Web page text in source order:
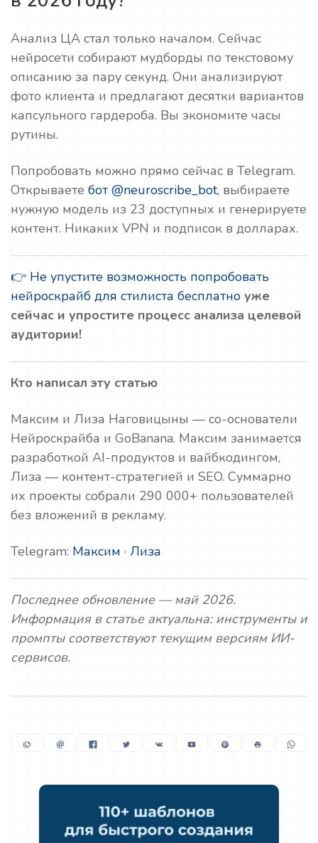
Анализ ЦА стал только началом. Сейчас
нейросети собирают мудборды по текстовому
описанию за пару секунд. Они анализируют
фото клиента и предлагают десятки вариантов
капсульного гардероба. Вы экономите часы
рутины.
Попробовать можно прямо сейчас в Telegram.
Открываете бот @neuroscribe_bot, выбираете
нужную модель из 23 доступных и генерируете
контент. Никаких VPN и подписок в долларах.
👉 Не упустите возможность попробовать
нейроскрайб для стилиста бесплатно уже
сейчас и упростите процесс анализа целевой
аудитории!
Кто написал эту статью
Максим и Лиза Наговицыны — со-основатели
Нейроскрайба и GoBanana. Максим занимается
разработкой AI-продуктов и вайбкодингом,
Лиза — контент-стратегией и SEO. Суммарно
их проекты собрали 290 000+ пользователей
без вложений в рекламу.
Telegram: Максим · Лиза
Последнее обновление — май 2026.
Информация в статье актуальна: инструменты и
промпты соответствуют текущим версиям ИИ-
сервисов.